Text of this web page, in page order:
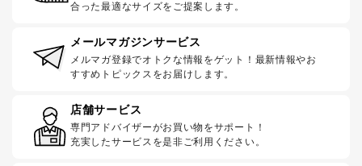
合った最適なサイズをご提案します。
メールマガジンサービス
メルマガ登録でオトクな情報をゲット！最新情報やお
すすめトピックスをお届けします。
店舗サービス
専門アドバイザーがお買い物をサポート！
充実したサービスを是非ご利用ください。